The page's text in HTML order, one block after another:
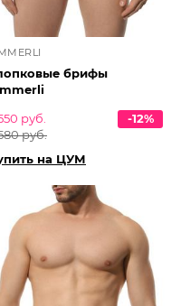
брифы
руб.
руб.
-12%
на ЦУМ